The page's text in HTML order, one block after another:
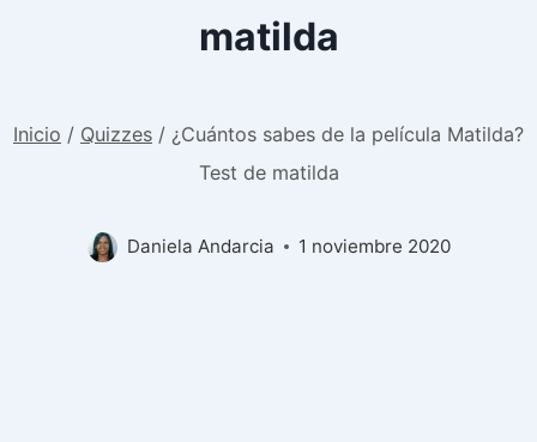
matilda
Inicio / Quizzes / ¿Cuántos sabes de la película Matilda?
Test de matilda
Daniela Andarcia 1 noviembre 2020